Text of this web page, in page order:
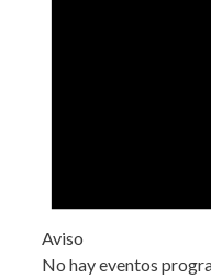
Aviso
No hay eventos